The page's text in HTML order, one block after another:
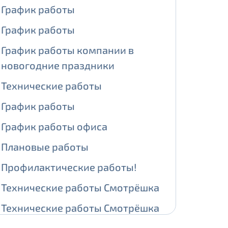
График работы
График работы
График работы компании в
новогодние праздники
Технические работы
График работы
График работы офиса
Плановые работы
Профилактические работы!
Технические работы Смотрёшка
Технические работы Смотрёшка
обработки персональных
обработки персональных
выделение публичного IP
реквизитов.
услуги.
в течение трех календарных